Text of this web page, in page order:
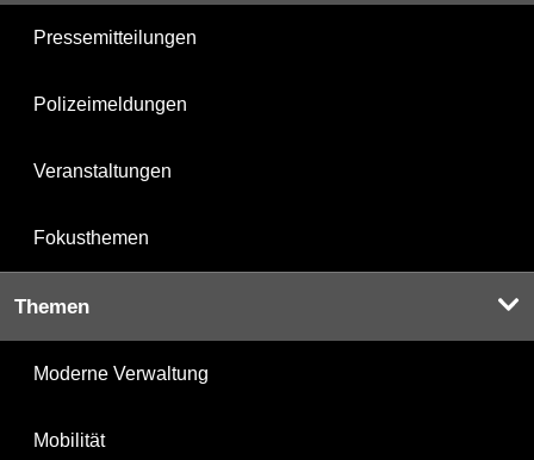
Pressemitteilungen
Polizeimeldungen
Veranstaltungen
Fokusthemen
Themen
Moderne Verwaltung
Mobilität